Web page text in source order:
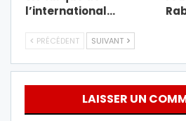
l’international…
PRÉCÉDENT SUIVANT
LAISSER UN